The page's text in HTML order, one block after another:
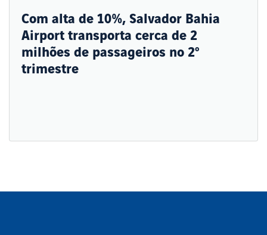
Com alta de 10%, Salvador Bahia
Airport transporta cerca de 2
milhões de passageiros no 2º
trimestre